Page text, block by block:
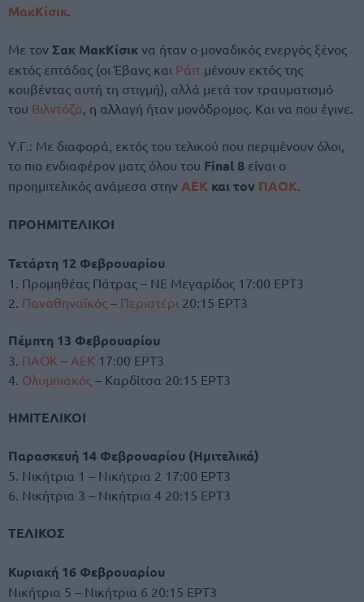
ΜακΚίσικ
Με τον Σακ ΜακΚίσικ να ήταν ο μοναδικός ενεργός ξένος
εκτός επτάδας (οι Έβανς και Ράιτ μένουν εκτός της
κουβέντας αυτή τη στιγμή), αλλά μετά τον τραυματισμό
του Βιλντόζα , η αλλαγή ήταν μονόδρομος. Και να που έγινε.
Υ.Γ.: Με διαφορά, εκτός του τελικού που περιμένουν όλοι,
το πιο ενδιαφέρον ματς όλου του Final 8 είναι ο
προημιτελικός ανάμεσα στην ΑΕΚ και τον ΠΑΟΚ.
ΠΡΟΗΜΙΤΕΛΙΚΟΙ
Τετάρτη 12 Φεβρουαρίου
1. Προμηθέας Πάτρας – ΝΕ Μεγαρίδος 17:00 ΕΡΤ3
2. Παναθηναϊκός – Περιστέρι 20:15 ΕΡΤ3
Πέμπτη 13 Φεβρουαρίου
3. ΠΑΟΚ – ΑΕΚ 17:00 ΕΡΤ3
4. Ολυμπιακός – Καρδίτσα 20:15 ΕΡΤ3
ΗΜΙΤΕΛΙΚΟΙ
Παρασκευή 14 Φεβρουαρίου (Ημιτελικά)
5. Νικήτρια 1 – Νικήτρια 2 17:00 ΕΡΤ3
6. Νικήτρια 3 – Νικήτρια 4 20:15 ΕΡΤ3
ΤΕΛΙΚΟΣ
Κυριακή 16 Φεβρουαρίου
Νικήτρια 5 – Νικήτρια 6 20:15 ΕΡΤ3